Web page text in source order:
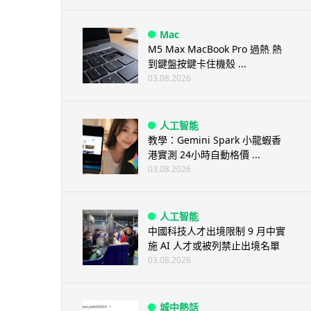
Mac
M5 Max MacBook Pro 過熱 熱
到鍵盤按鍵卡住機殼 ...
03.08.2026
人工智能
教學：Gemini Spark 小龍蝦香
港實測 24小時自動格價 ...
03.08.2026
人工智能
中國科技人才出境限制 9 月中實
施 AI 人才或被列禁止出境名單
03.08.2026
城中熱話